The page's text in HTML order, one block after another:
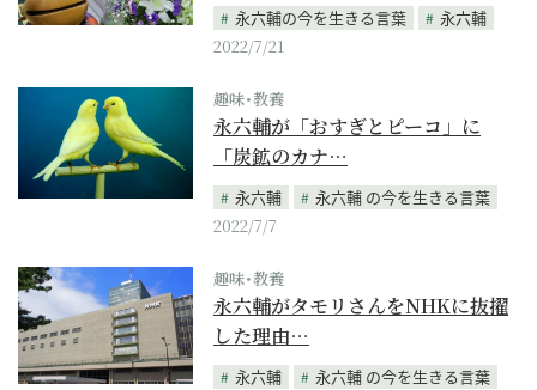
永六輔の今を生きる言葉
永六輔
2022/7/21
趣味･教養
永六輔が「おすぎとピーコ」に
「炭鉱のカナ…
永六輔
永六輔 の今を生きる言葉
2022/7/7
趣味･教養
永六輔がタモリさんをNHKに抜擢
した理由…
永六輔
永六輔 の今を生きる言葉